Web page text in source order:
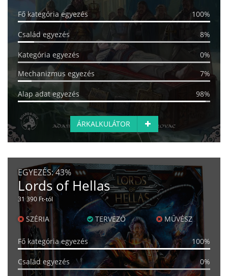
Fő kategória egyezés 100%
Család egyezés 8%
Kategória egyezés
0%
Mechanizmus egyezés
7%
Alap adat egyezés 98%
ÁRKALKULÁTOR
EGYEZÉS:43%
Lords of Hellas
31 390 Ft-tól
SZÉRIA TERVEZŐ MŰVÉSZ
Fő kategória egyezés 100%
Család egyezés 0%